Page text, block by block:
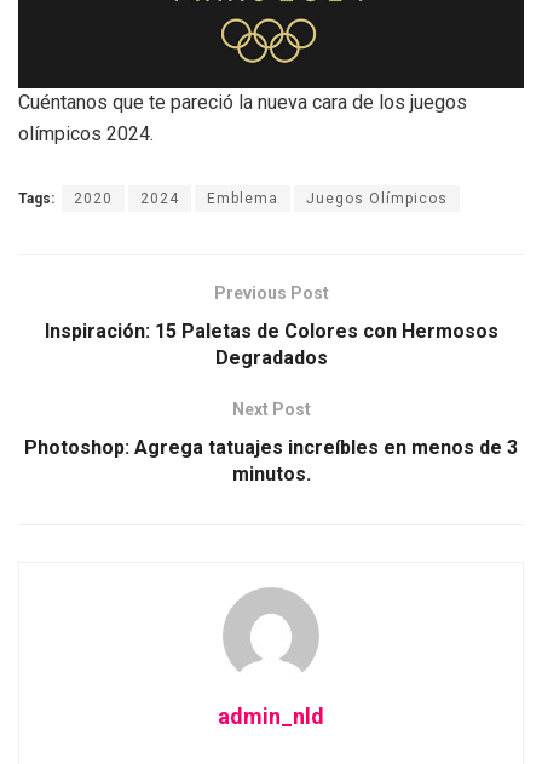
Cuéntanos que te pareció la nueva cara de los juegos
olímpicos 2024.
Tags: 2020 2024 Emblema Juegos Olímpicos
Previous Post
Inspiración: 15 Paletas de Colores con Hermosos
Degradados
Next Post
Photoshop: Agrega tatuajes increíbles en menos de 3
minutos.
admin_nld